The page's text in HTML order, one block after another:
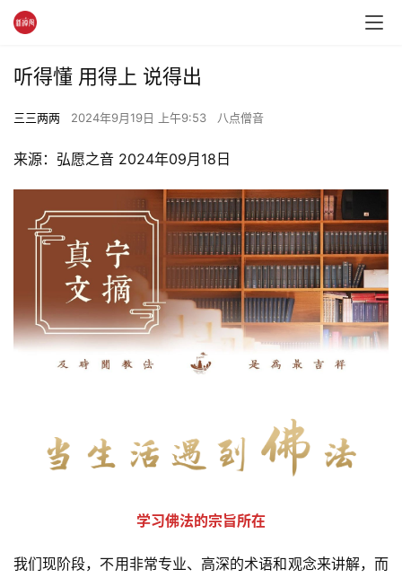
听得懂 用得上 说得出
三三两两 2024年9月19日 上午9:53 八点僧音
来源：弘愿之音 2024年09月18日
学习佛法的宗旨所在
我们现阶段，不用非常专业、高深的术语和观念来讲解，而